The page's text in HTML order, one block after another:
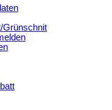
Grünschnit